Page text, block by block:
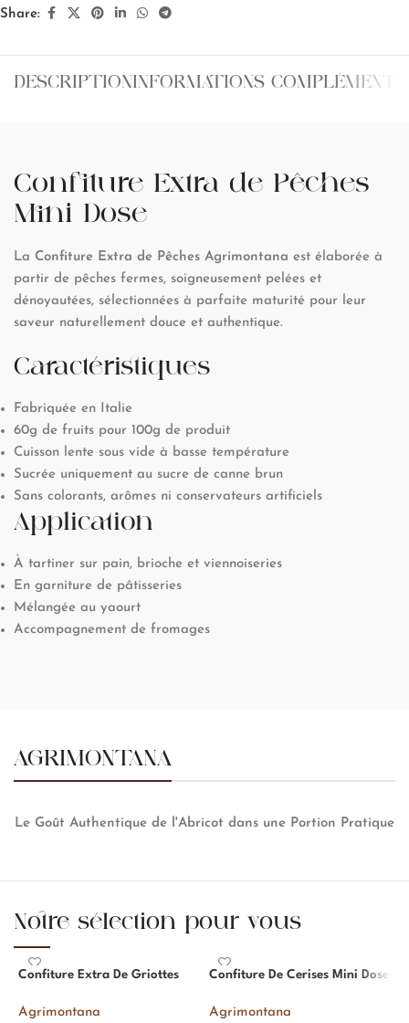
Share:
DESCRIPTIONINFORMATIONS
Confiture Extra de Pêches
Mini Dose
La Confiture Extra de Pêches Agrimontana est élaborée à
partir de pêches fermes, soigneusement pelées et
dénoyautées, sélectionnées à parfaite maturité pour leur
saveur naturellement douce et authentique.
Caractéristiques
Fabriquée en Italie
60g de fruits pour 100g de produit
Cuisson lente sous vide à basse température
Sucrée uniquement au sucre de canne brun
Sans colorants, arômes ni conservateurs artificiels
Application
À tartiner sur pain, brioche et viennoiseries
En garniture de pâtisseries
Mélangée au yaourt
Accompagnement de fromages
AGRIMONTANA
Le Goût Authentique de l'Abricot dans une Portion Pratique
Notre sélection pour vous
Confiture Extra De Griottes
Agrimontana
Confiture De Cerises Mini Dose
Agrimontana